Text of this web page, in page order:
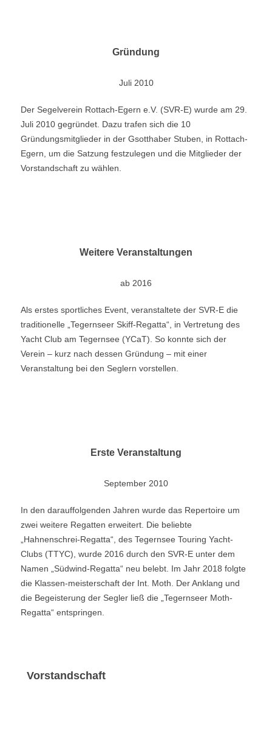
Gründung
Juli 2010
Der Segelverein Rottach-Egern e.V. (SVR-E) wurde am 29.
Juli 2010 gegründet. Dazu trafen sich die 10
Gründungsmitglieder in der Gsotthaber Stuben, in Rottach-
Egern, um die Satzung festzulegen und die Mitglieder der
Vorstandschaft zu wählen.
Weitere Veranstaltungen
ab 2016
Als erstes sportliches Event, veranstaltete der SVR-E die
traditionelle „Tegernseer Skiff-Regatta“, in Vertretung des
Yacht Club am Tegernsee (YCaT). So konnte sich der
Verein – kurz nach dessen Gründung – mit einer
Veranstaltung bei den Seglern vorstellen.
Erste Veranstaltung
September 2010
In den darauffolgenden Jahren wurde das Repertoire um
zwei weitere Regatten erweitert. Die beliebte
„Hahnenschrei-Regatta“, des Tegernsee Touring Yacht-
Clubs (TTYC), wurde 2016 durch den SVR-E unter dem
Namen „Südwind-Regatta“ neu belebt. Im Jahr 2018 folgte
die Klassen-meisterschaft der Int. Moth. Der Anklang und
die Begeisterung der Segler ließ die „Tegernseer Moth-
Regatta“ entspringen.
Vorstandschaft